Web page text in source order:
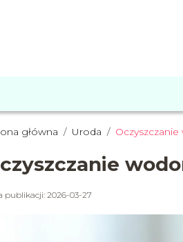
główna / Uroda /
publikacji: 2026-03-27